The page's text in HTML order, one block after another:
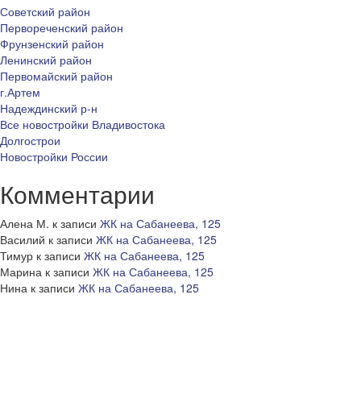
Советский район
Первореченский район
Фрунзенский район
Ленинский район
Первомайский район
г.Артем
Надеждинский р-н
Все новостройки Владивостока
Долгострои
Новостройки России
Комментарии
Алена М. к записи ЖК на Сабанеева, 125
Василий к записи ЖК на Сабанеева, 125
Тимур к записи ЖК на Сабанеева, 125
Марина к записи ЖК на Сабанеева, 125
Нина к записи ЖК на Сабанеева, 125